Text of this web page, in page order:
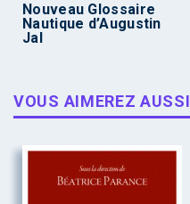
Nouveau Glossaire
Nautique d’Augustin
Jal
VOUS AIMEREZ AUSSI